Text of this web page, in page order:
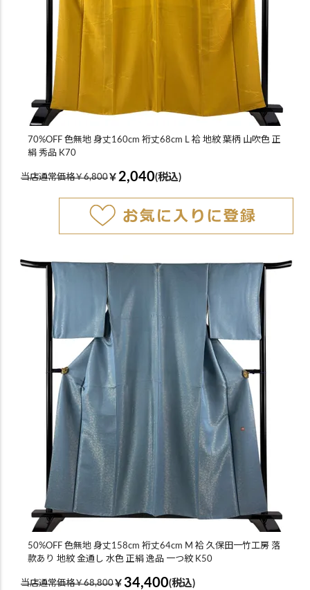
70%OFF 色無地 身丈160cm 裄丈68cm L 袷 地紋 葉柄 山吹色 正
絹 秀品 K70
当店通常価格￥6,800￥ 2,040(税込)
50%OFF 色無地 身丈158cm 裄丈64cm M 袷 久保田一竹工房 落
款あり 地紋 金通し 水色 正絹 逸品 一つ紋 K50
当店通常価格￥68,800￥ 34,400(税込)